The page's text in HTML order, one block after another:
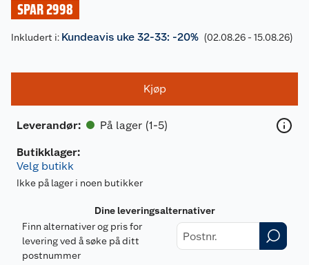
SPAR 2998
Inkludert i: Kundeavis uke 32-33: -20% (02.08.26 - 15.08.26)
Kjøp
Leverandør: På lager (1-5)
Butikklager:
Velg butikk
Ikke på lager i noen butikker
Dine leveringsalternativer
Finn alternativer og pris for
levering ved å søke på ditt
postnummer